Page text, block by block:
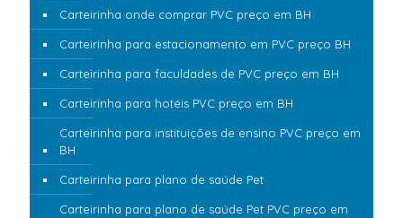
Carteirinha onde comprar PVC preço em BH
Carteirinha para estacionamento em PVC preço BH
Carteirinha para faculdades de PVC preço em BH
Carteirinha para hotéis PVC preço em BH
Carteirinha para instituições de ensino PVC preço em
BH
Carteirinha para plano de saúde Pet
Carteirinha para plano de saúde Pet PVC preço em